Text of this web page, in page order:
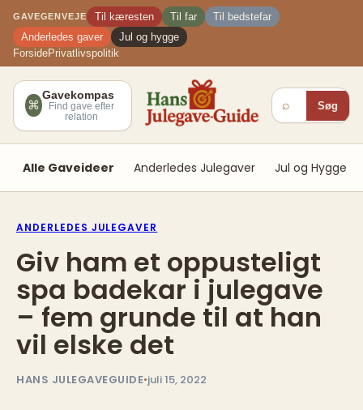
Spring
indhold
GAVEGENVEJE Til kæresten Til far
Til bedstefar
Anderledes gaver
Jul og hygge
ForsidePrivatlivspolitik
⌘
Gavekompas
Find gave efter
relation
⌕ Søg
Alle Gaveideer Anderledes Julegaver Jul og Hygge
ANDERLEDES JULEGAVER
Giv ham et oppusteligt
spa badekar i julegave
– fem grunde til at han
vil elske det
HANS JULEGAVEGUIDE•juli 15, 2022